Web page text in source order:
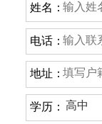
姓名：
电话：
地址：
学历：